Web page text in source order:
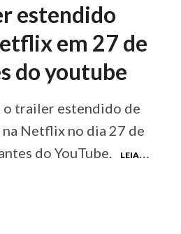
em 27 de
do youtube
o trailer estendido de
Netflix no dia 27 de
do YouTube.
LEIA